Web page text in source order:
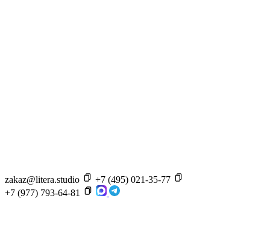
zakaz@litera.studio
+7 (495) 021-35-77
+7 (977) 793-64-81